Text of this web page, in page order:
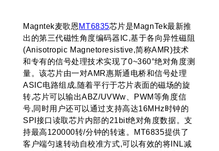
Magntek麦歌恩 MT6835芯片是MagnTek最新推
出的第三代磁性角度编码器IC,基于各向异性磁阻
(Anisotropic Magnetoresistive,简称AMR)技术
和专有的信号处理技术实现了0~360°绝对角度测
量。该芯片由一对AMR惠斯通电桥和信号处理
ASIC电路组成,随着平行于芯片表面的磁场的旋
转,芯片可以输出ABZ/UVWw、PWM等角度信
号,同时用户还可以通过支持高达16MHz时钟的
SPI接口读取芯片内部的21bit绝对角度数据。支
持最高120000转/分钟的转速。MT6835提供了
客户端匀速转动自校准方式,可以有效的将INL减